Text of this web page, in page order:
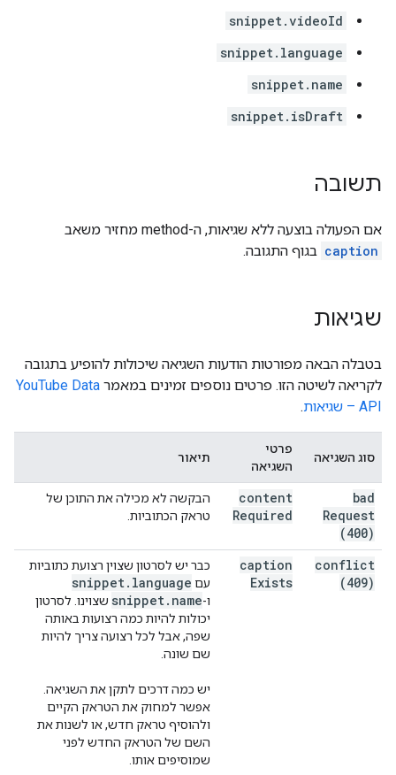
snippet.videoId
snippet.language
snippet.name
snippet.isDraft
תשובה
אם הפעולה בוצעה ללא שגיאות, ה-method מחזיר משאב
caption בגוף התגובה.
שגיאות
בטבלה הבאה מפורטות הודעות השגיאה שיכולות להופיע בתגובה
לקריאה לשיטה הזו. פרטים נוספים זמינים במאמר YouTube Data
API – שגיאות
.
סוג השגיאה
פרטי
השגיאה
תיאור
bad
Request
(400)
content
Required
הבקשה לא מכילה את התוכן של
טראק הכתוביות.
conflict
(409)
caption
Exists
כבר יש לסרטון שצוין רצועת כתוביות
עם
snippet. language
ו- snippet. name
שצוינו. לסרטון
יכולות להיות כמה רצועות באותה
שפה, אבל לכל רצועה צריך להיות
שם שונה.
יש כמה דרכים לתקן את השגיאה.
אפשר למחוק את הטראק הקיים
ולהוסיף טראק חדש, או לשנות את
השם של הטראק החדש לפני
שמוסיפים אותו.